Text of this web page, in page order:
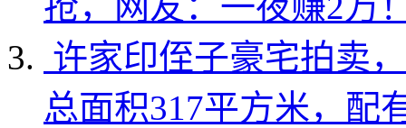
许家印侄子豪宅拍卖
总面积317平方米，配